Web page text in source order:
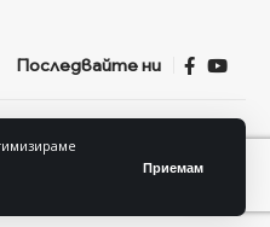
Приемам
Последвайте ни
права запазени
на личните данни